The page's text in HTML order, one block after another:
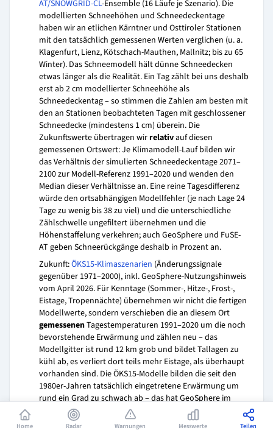
AT/SNOWGRID-CL-Ensemble (16 Läufe je Szenario). Die
modellierten Schneehöhen und Schneedeckentage
haben wir an etlichen Kärntner und Osttiroler Stationen
mit den tatsächlich gemessenen Werten verglichen (u. a.
Klagenfurt, Lienz, Kötschach-Mauthen, Mallnitz; bis zu 65
Winter). Das Schneemodell hält dünne Schneedecken
etwas länger als die Realität. Ein Tag zählt bei uns deshalb
erst ab 2 cm modellierter Schneehöhe als
Schneedeckentag – so stimmen die Zahlen am besten mit
den an Stationen beobachteten Tagen mit geschlossener
Schneedecke (mindestens 1 cm) überein. Die
Zukunftswerte übertragen wirrelativauf diesen
gemessenen Ortswert: Je Klimamodell-Lauf bilden wir
das Verhältnis der simulierten Schneedeckentage 2071–
2100 zur Modell-Referenz 1991–2020 und wenden den
Median dieser Verhältnisse an. Eine reine Tagesdifferenz
würde den ortsabhängigen Modellfehler (je nach Lage 24
Tage zu wenig bis 38 zu viel) und die unterschiedliche
Zählschwelle ungefiltert übernehmen und die
Höhenstaffelung verkehren; auch GeoSphere und FuSE-
AT geben Schneerückgänge deshalb in Prozent an.
Zukunft:ÖKS15-Klimaszenarien (Änderungssignale
gegenüber 1971–2000), inkl. GeoSphere-Nutzungshinweis
vom April 2026. Für Kenntage (Sommer-, Hitze-, Frost-,
Eistage, Tropennächte) übernehmen wir nicht die fertigen
Modellwerte, sondern verschieben die an diesem Ort
gemessenenTagestemperaturen 1991–2020 um die noch
bevorstehende Erwärmung und zählen neu – das
Modellgitter ist rund 12 km grob und bildet Tallagen zu
kühl ab, es verliert dort teils mehr Eistage, als überhaupt
vorhanden sind. Die ÖKS15-Modelle bilden die seit den
1980er-Jahren tatsächlich eingetretene Erwärmung um
rund ein Grad zu schwach ab – das hat GeoSphere im
April 2026 selbst festgehalten und rät seither von der
ungeprüften Verwendung der Rohwerte ab. Wir rechnen
Home Radar Warnungen Messwerte Teilen